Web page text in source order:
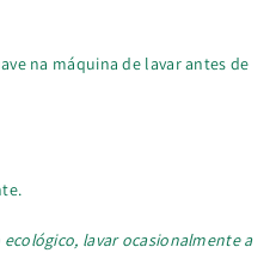
na máquina de lavar antes de
lavar ocasionalmente a